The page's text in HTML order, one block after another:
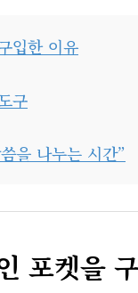
입한 이유
구
을 나누는 시간”
포켓을